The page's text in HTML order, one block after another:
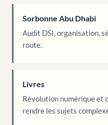
Sorbonne Abu Dhabi
Audit DSI, organisation,
route.
Livres
Révolution numérique et
rendre les sujets